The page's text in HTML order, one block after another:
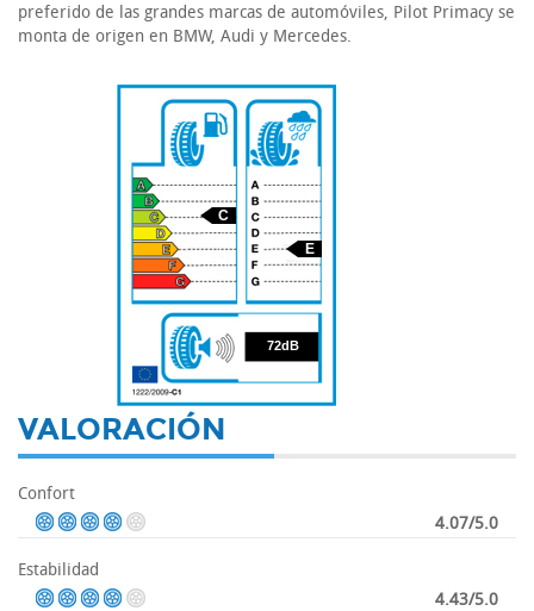
preferido de las grandes marcas de automóviles, Pilot Primacy se
monta de origen en BMW, Audi y Mercedes.
72
C
E
72dB
VALORACIÓN
Confort
4.07/5.0
Estabilidad
4.43/5.0